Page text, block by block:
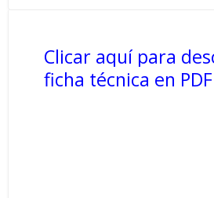
Clicar aquí para
ficha técnica en PDF